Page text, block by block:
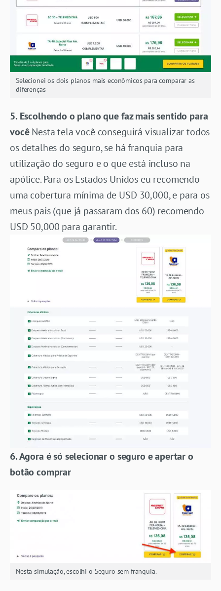
Selecionei os dois planos mais econômicos para comparar as
diferenças
5. Escolhendo o plano que faz mais sentido para
vocêNesta tela você conseguirá visualizar todos
os detalhes do seguro, se há franquia para
utilização do seguro e o que está incluso na
apólice. Para os Estados Unidos eu recomendo
uma cobertura mínima de USD 30,000, e para os
meus pais (que já passaram dos 60) recomendo
USD 50,000 para garantir.
6. Agora é só selecionar o seguro e apertar o
botão comprar
Nesta simulação, escolhi o Seguro sem franquia.